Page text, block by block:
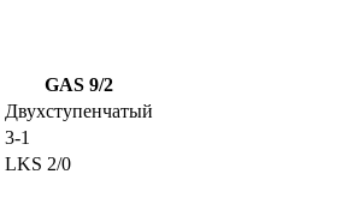
GAS 9/2
Двухступенчатый
3-1
LKS 2/0